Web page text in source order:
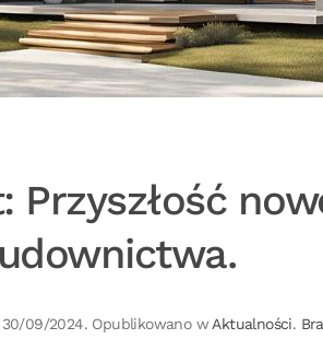
Przyszłość
30/09/2024. Opublikowano w Aktualności.